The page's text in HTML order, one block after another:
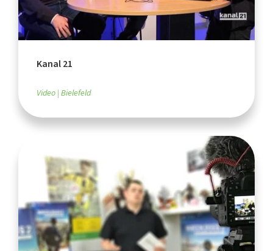
Kanal 21
Video Bielefeld